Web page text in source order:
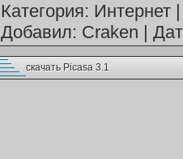
Категория: Интернет
Добавил: Craken |
скачать Picasa 3.1